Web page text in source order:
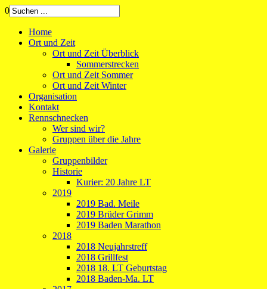
0
Home
Ort und Zeit
Ort und Zeit Überblick
Sommerstrecken
Ort und Zeit Sommer
Ort und Zeit Winter
Organisation
Kontakt
Rennschnecken
Wer sind wir?
Gruppen über die Jahre
Galerie
Gruppenbilder
Historie
Kurier: 20 Jahre LT
2019
2019 Bad. Meile
2019 Brüder Grimm
2019 Baden Marathon
2018
2018 Neujahrstreff
2018 Grillfest
2018 18. LT Geburtstag
2018 Baden-Ma. LT